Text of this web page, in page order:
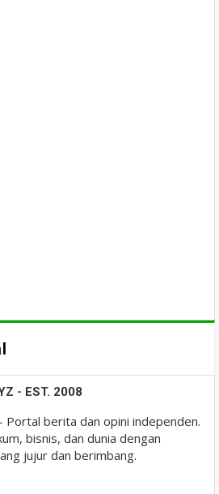
- EST. 2008
Portal berita dan opini independen.
bisnis, dan dunia dengan
jujur dan berimbang.